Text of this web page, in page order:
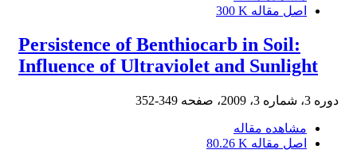
اصل مقاله 300 K
Persistence of Benthiocarb in Soil:
Influence of Ultraviolet and Sunlight
دوره 3، شماره 3، 2009، صفحه 349-352
مشاهده مقاله
اصل مقاله 80.26 K